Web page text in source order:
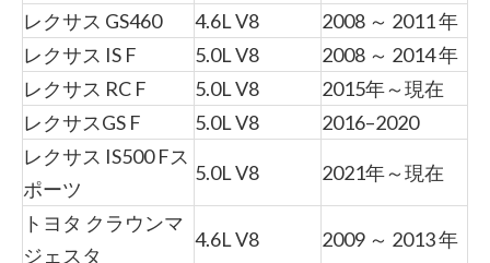
レクサス GS460
4.6L V8
2008 ～ 2011 年
レクサス IS F
5.0L V8
2008 ～ 2014 年
レクサス RC F
5.0L V8
2015年～現在
レクサスGS F
5.0L V8
2016–2020
レクサス IS500 Fス
ポーツ
5.0L V8 2021年～現在
トヨタ クラウンマ
ジェスタ
4.6L V8 2009 ～ 2013 年